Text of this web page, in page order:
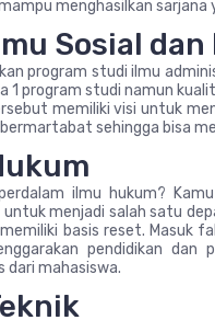
menghasilkan
Sosial
program studi ilmu
1 program studi namun
memiliki visi untuk
sehingga bisa
ilmu hukum?
menjadi salah satu
basis reset. Masuk
pendidikan
dari mahasiswa.